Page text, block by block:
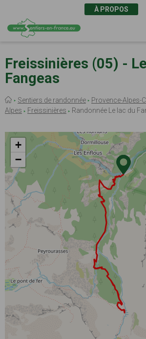
au
contenu
principal
À PROPOS
Freissinières (05) -
Fangeas
Fil
d'Ariane
Sentiers de randonnée Provence-Alpes-
Alpes
Freissinières Randonnée Le lac du
+
−